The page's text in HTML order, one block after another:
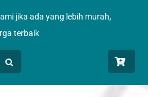
jika ada yang lebih murah,
terbaik